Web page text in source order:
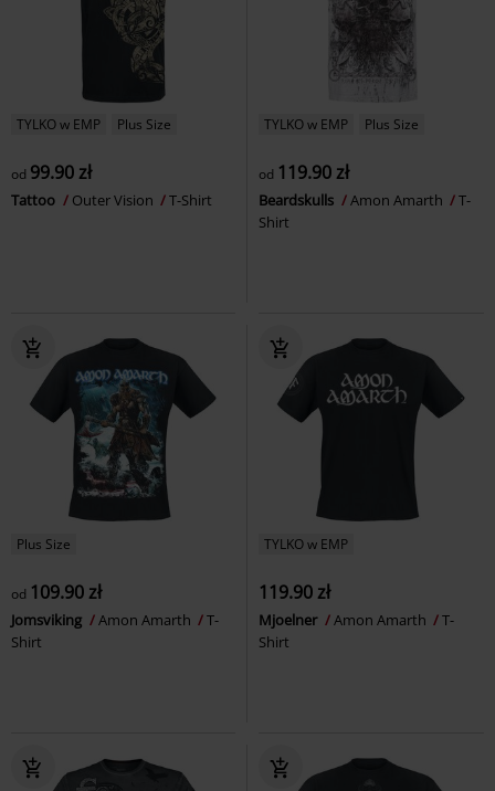
TYLKO w EMP Plus Size
od 99.90 zł
Tattoo Outer Vision T-Shirt
TYLKO w EMP Plus Size
od 119.90 zł
Beardskulls Amon Amarth
T-
Shirt
Plus Size
od 109.90 zł
Jomsviking Amon Amarth
T-
Shirt
TYLKO w EMP
119.90 zł
Mjoelner Amon Amarth
T-
Shirt